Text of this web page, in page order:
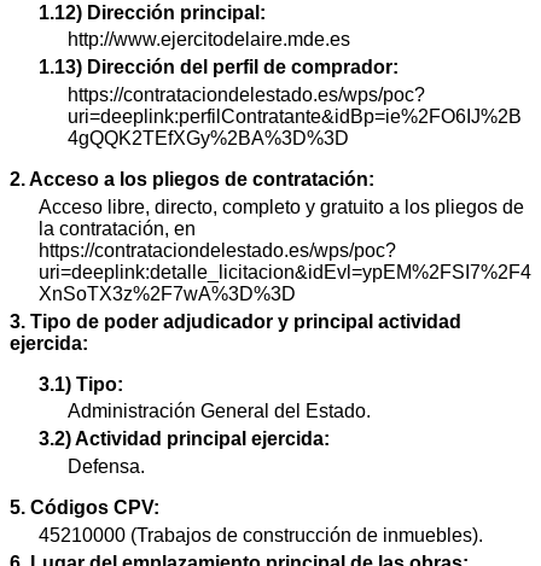
1.12) Dirección principal:
http://www.ejercitodelaire.mde.es
1.13) Dirección del perfil de comprador:
https://contrataciondelestado.es/wps/poc?
uri=deeplink:perfilContratante&idBp=ie%2FO6IJ%2B
4gQQK2TEfXGy%2BA%3D%3D
2. Acceso a los pliegos de contratación:
Acceso libre, directo, completo y gratuito a los pliegos de
la contratación, en
https://contrataciondelestado.es/wps/poc?
uri=deeplink:detalle_licitacion&idEvl=ypEM%2FSI7%2F4
XnSoTX3z%2F7wA%3D%3D
3. Tipo de poder adjudicador y principal actividad
ejercida:
3.1) Tipo:
Administración General del Estado.
3.2) Actividad principal ejercida:
Defensa.
5. Códigos CPV:
45210000 (Trabajos de construcción de inmuebles).